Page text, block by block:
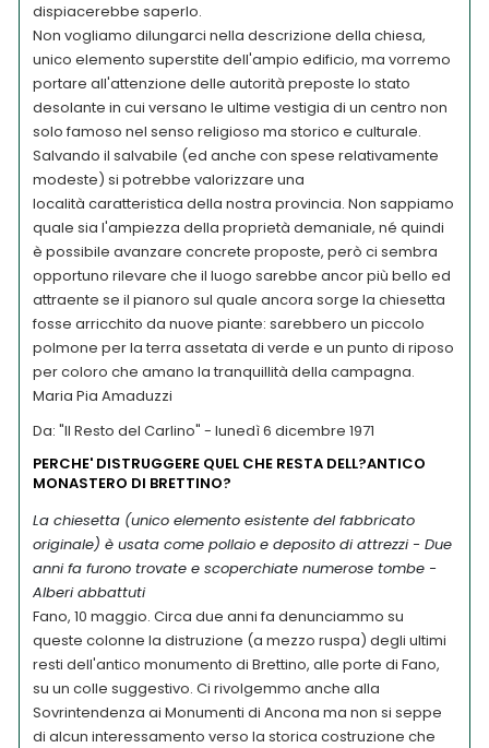
dispiacerebbe saperlo.
Non vogliamo dilungarci nella descrizione della chiesa,
unico elemento superstite dell'ampio edificio, ma vorremo
portare all'attenzione delle autorità preposte lo stato
desolante in cui versano le ultime vestigia di un centro non
solo famoso nel senso religioso ma storico e culturale.
Salvando il salvabile (ed anche con spese relativamente
modeste) si potrebbe valorizzare una
località caratteristica della nostra provincia. Non sappiamo
quale sia l'ampiezza della proprietà demaniale, né quindi
è possibile avanzare concrete proposte, però ci sembra
opportuno rilevare che il luogo sarebbe ancor più bello ed
attraente se il pianoro sul quale ancora sorge la chiesetta
fosse arricchito da nuove piante: sarebbero un piccolo
polmone per la terra assetata di verde e un punto di riposo
per coloro che amano la tranquillità della campagna.
Maria Pia Amaduzzi
Da: "Il Resto del Carlino" - lunedì 6 dicembre 1971
PERCHE' DISTRUGGERE QUEL CHE RESTA DELL?ANTICO
MONASTERO DI BRETTINO?
La chiesetta (unico elemento esistente del fabbricato
originale) è usata come pollaio e deposito di attrezzi - Due
anni fa furono trovate e scoperchiate numerose tombe -
Alberi abbattuti
Fano, 10 maggio. Circa due anni fa denunciammo su
queste colonne la distruzione (a mezzo ruspa) degli ultimi
resti dell'antico monumento di Brettino, alle porte di Fano,
su un colle suggestivo. Ci rivolgemmo anche alla
Sovrintendenza ai Monumenti di Ancona ma non si seppe
di alcun interessamento verso la storica costruzione che